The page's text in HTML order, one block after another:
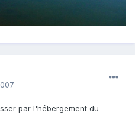
par l'hébergement du